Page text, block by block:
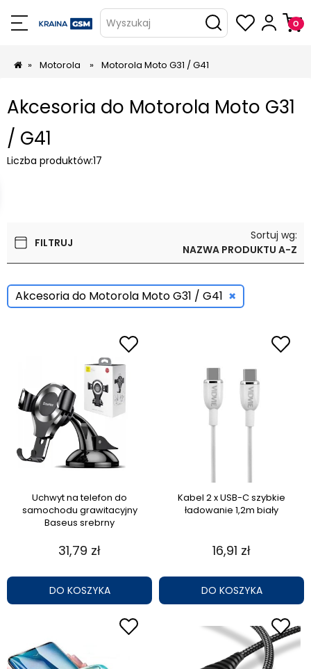
Wyszukaj
» Motorola » Motorola Moto G31 / G41
Akcesoria do Motorola Moto G31
/ G41
Liczba produktów:17
FILTRUJ
Sortuj wg:
NAZWA PRODUKTU A-Z
Akcesoria do Motorola Moto G31 / G41 ×
Uchwyt na telefon do
samochodu grawitacyjny
Baseus srebrny
31,79 zł
DO KOSZYKA
Kabel 2 x USB-C szybkie
ładowanie 1,2m biały
16,91 zł
DO KOSZYKA